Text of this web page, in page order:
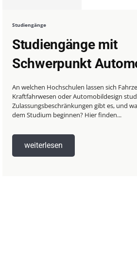
Studiengänge
Studiengänge mit
Schwerpunkt
An welchen Hochschulen lassen sich
Kraftfahrwesen oder Automobildesign
Zulassungsbeschränkungen gibt es, und
dem Studium beginnen? Hier finden...
weiterlesen